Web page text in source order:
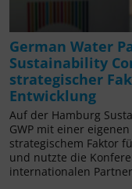
German Water
Sustainability
strategischer
Entwicklung
Auf der Hamburg
GWP mit einer
strategischem Faktor
und nutzte die
internationalen